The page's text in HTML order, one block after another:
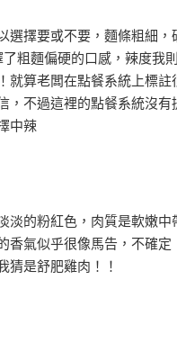
選擇要或不要，麵條粗細，
粗麵偏硬的口感，辣度我
就算老闆在點餐系統上標註
，不過這裡的點餐系統沒有
中辣
淡的粉紅色，肉質是軟嫩中
香氣似乎很像馬告，不確定
猜是舒肥雞肉！！